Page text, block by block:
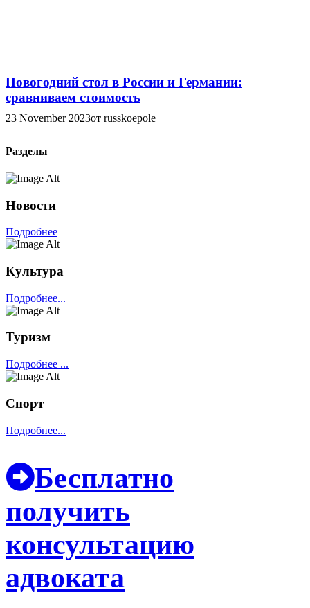
Новогодний стол в России и Германии:
сравниваем стоимость
23 November 2023от russkoepole
Разделы
Новости
Подробнее
Культура
Подробнее...
Туризм
Подробнее ...
Спорт
Подробнее...
Бесплатно
получить
консультацию
адвоката